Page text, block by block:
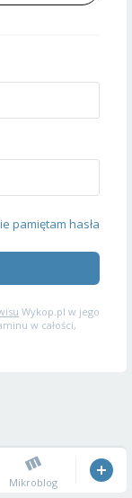
pamiętam hasła
Wykop.pl w jego
w całości,
Mikroblog